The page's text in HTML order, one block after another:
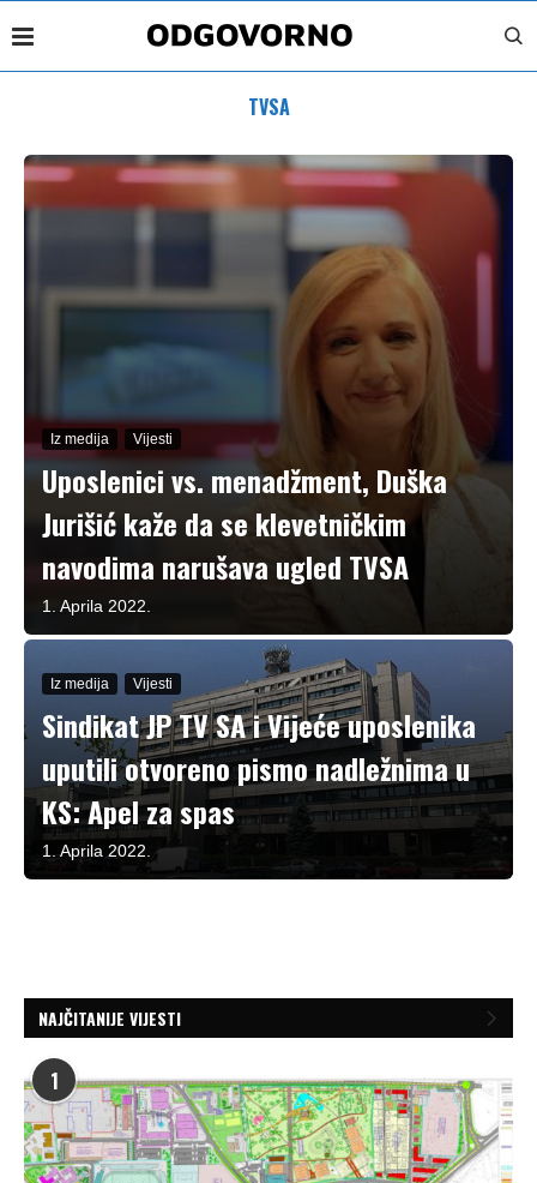
TVSA
Iz medija Vijesti
Uposlenici vs. menadžment, Duška
Jurišić kaže da se klevetničkim
navodima narušava ugled TVSA
1. Aprila 2022.
Iz medija Vijesti
Sindikat JP TV SA i Vijeće uposlenika
uputili otvoreno pismo nadležnima u
KS: Apel za spas
1. Aprila 2022.
NAJČITANIJE VIJESTI
1